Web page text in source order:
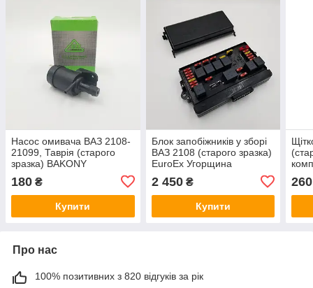
Насос омивача ВАЗ 2108-
21099, Таврія (старого
зразка) BAKONY
Угорщина 2108-5208009-
10
180 ₴
Купити
Блок запобіжників у зборі
ВАЗ 2108 (старого зразка)
EuroEx Угорщина
2 450₴
Купити
260
Про нас
100% позитивних з 820 відгуків за рік